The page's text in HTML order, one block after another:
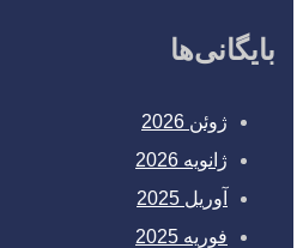
بایگانی‌ها
ژوئن 2026
ژانویه 2026
آوریل 2025
فوریه 2025